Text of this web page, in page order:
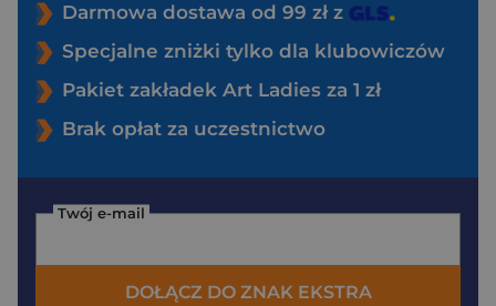
Darmowa dostawa od 99 zł z
Specjalne zniżki tylko dla klubowiczów
Pakiet zakładek Art Ladies za 1 zł
Brak opłat za uczestnictwo
Twój e-mail
DOŁĄCZ DO ZNAK EKSTRA